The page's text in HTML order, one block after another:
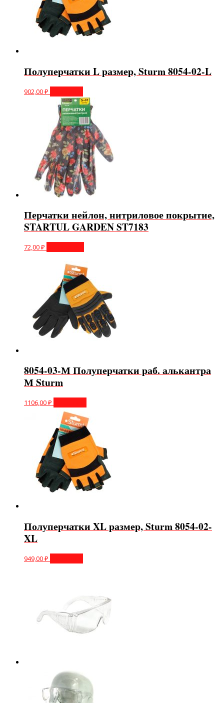
Полуперчатки L размер, Sturm 8054-02-L
902,00₽
Перчатки нейлон, нитриловое покрытие,
STARTUL GARDEN ST7183
72,00₽
8054-03-М Полуперчатки раб. алькантра
М Sturm
1106,00₽
Полуперчатки XL размер, Sturm 8054-02-
XL
949,00₽